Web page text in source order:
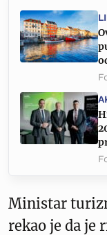
Ministar
rekao je da je